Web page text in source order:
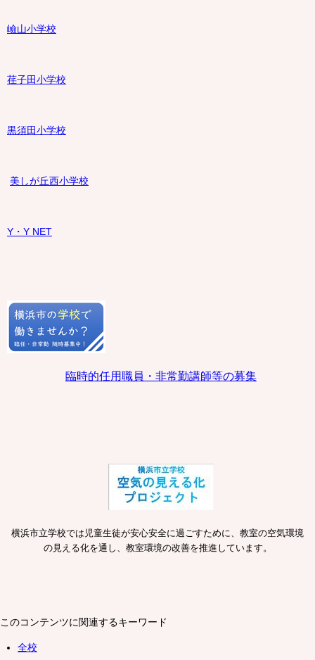
嶮山小学校
荏子田小学校
黒須田小学校
美しが丘西小学校
Y・Y NET
臨時的任用職員・非常勤講師等の募集
横浜市立学校では児童生徒が安心安全に過ごすために、教室の空気環境
の見える化を通し、教室環境の改善を推進しています。
このコンテンツに関連するキーワード
全校